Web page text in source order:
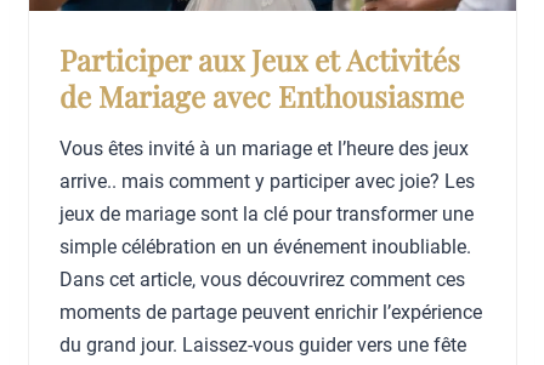
a
i
a
g
e
x
d
M
a
r
i
a
g
e
p
Participer aux Jeux et Activités
de Mariage avec Enthousiasme
Vous êtes invité à un mariage et l’heure des jeux
arrive.. mais comment y participer avec joie? Les
jeux de mariage sont la clé pour transformer une
simple célébration en un événement inoubliable.
Dans cet article, vous découvrirez comment ces
moments de partage peuvent enrichir l’expérience
du grand jour. Laissez-vous guider vers une fête